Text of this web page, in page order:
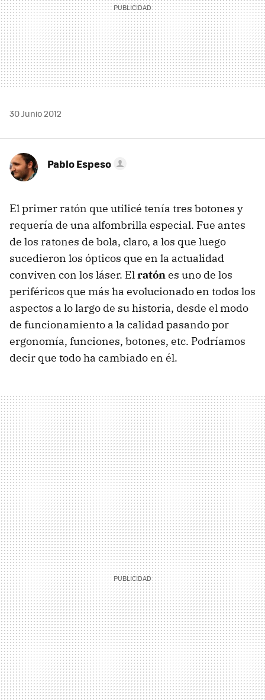
30 Junio 2012
Pablo Espeso
El primer ratón que utilicé tenía tres botones y
requería de una alfombrilla especial. Fue antes
de los ratones de bola, claro, a los que luego
sucedieron los ópticos que en la actualidad
conviven con los láser. El ratón es uno de los
periféricos que más ha evolucionado en todos los
aspectos a lo largo de su historia, desde el modo
de funcionamiento a la calidad pasando por
ergonomía, funciones, botones, etc. Podríamos
decir que todo ha cambiado en él.